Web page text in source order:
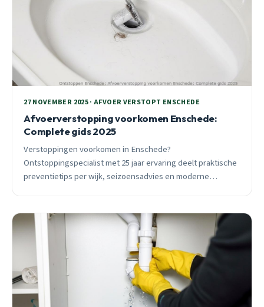
27 NOVEMBER 2025 · AFVOER VERSTOPT ENSCHEDE
Afvoerverstopping voorkomen Enschede:
Complete gids 2025
Verstoppingen voorkomen in Enschede?
Ontstoppingspecialist met 25 jaar ervaring deelt praktische
preventietips per wijk, seizoensadvies en moderne